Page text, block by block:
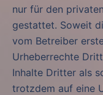
nur für den
gestattet. Soweit
vom Betreiber
Urheberrechte
Inhalte Dritter als
trotzdem auf eine